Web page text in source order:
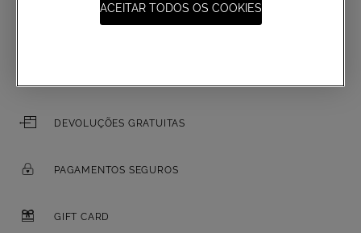
DEVOLUÇÕES GRATUITAS
PAGAMENTOS SEGUROS
GIFT CARD
ACEITAR TODOS OS COOKIES